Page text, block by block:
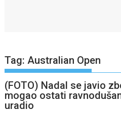
Tag:Australian Open
(FOTO) Nadal se javio
mogao ostati
uradio